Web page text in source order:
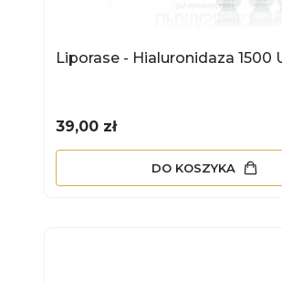
Liporase - Hialuronidaza 1500
Cena
39,00 zł
DO KOSZYKA